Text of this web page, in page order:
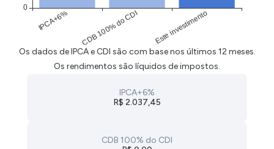
Os dados de IPCA e CDI são com base nos últimos 12 meses.
Os rendimentos são líquidos de impostos.
IPCA+6%
R$ 2.037,45
CDB 100% do CDI